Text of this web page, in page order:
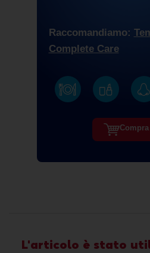
Raccomandiamo:
Complete Care
L'articolo è stato